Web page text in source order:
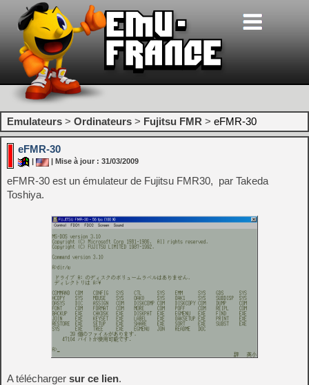
Emulateurs > Ordinateurs > Fujitsu FMR > eFMR-30
eFMR-30
| Mise à jour : 31/03/2009
eFMR-30 est un émulateur de Fujitsu FMR30, par Takeda
Toshiya.
A télécharger sur ce lien.